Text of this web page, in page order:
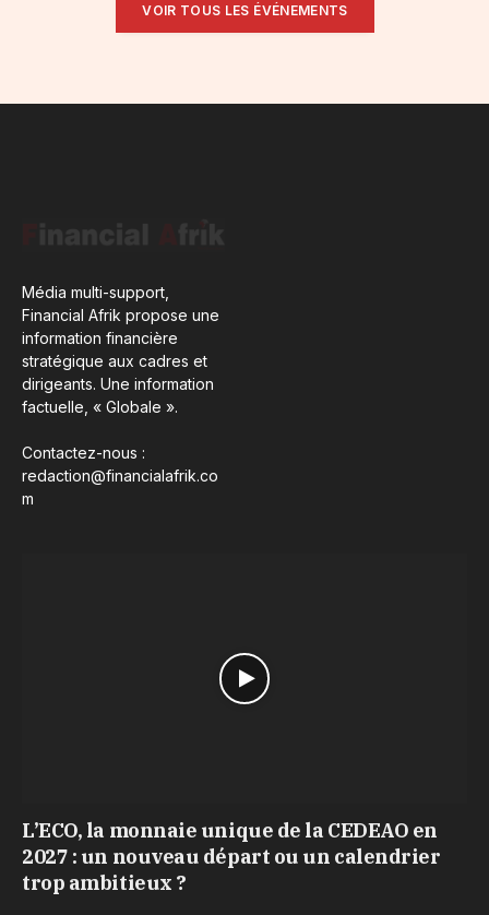
VOIR TOUS LES ÉVÉNEMENTS
Média multi-support,
Financial Afrik propose une
information financière
stratégique aux cadres et
dirigeants. Une information
factuelle, « Globale ».
Contactez-nous :
redaction@financialafrik.co
m
L’ECO, la monnaie unique de la CEDEAO en
2027 : un nouveau départ ou un calendrier
trop ambitieux ?